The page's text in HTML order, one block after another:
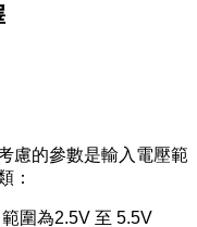
慮的參數是輸入電壓範
：
範圍為2.5V 至 5.5V